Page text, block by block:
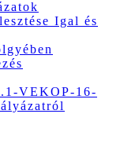
Igal és
VEKOP-16-